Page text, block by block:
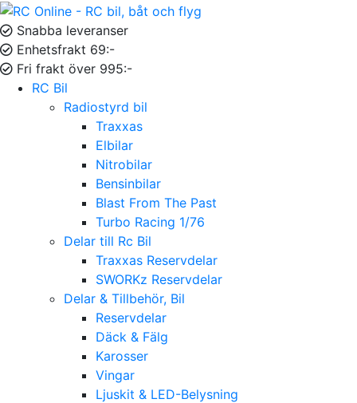
Snabba leveranser
Enhetsfrakt 69:-
Fri frakt över 995:-
RC Bil
Radiostyrd bil
Traxxas
Elbilar
Nitrobilar
Bensinbilar
Blast From The Past
Turbo Racing 1/76
Delar till Rc Bil
Traxxas Reservdelar
SWORKz Reservdelar
Delar & Tillbehör, Bil
Reservdelar
Däck & Fälg
Karosser
Vingar
Ljuskit & LED-Belysning